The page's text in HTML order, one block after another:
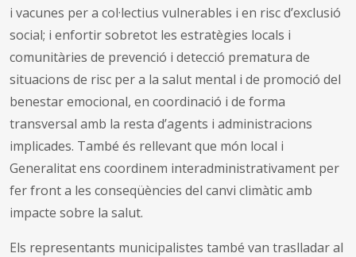
i vacunes per a col·lectius vulnerables i en risc d’exclusió
social; i enfortir sobretot les estratègies locals i
comunitàries de prevenció i detecció prematura de
situacions de risc per a la salut mental i de promoció del
benestar emocional, en coordinació i de forma
transversal amb la resta d’agents i administracions
implicades. També és rellevant que món local i
Generalitat ens coordinem interadministrativament per
fer front a les conseqüències del canvi climàtic amb
impacte sobre la salut.
Els representants municipalistes també van traslladar al